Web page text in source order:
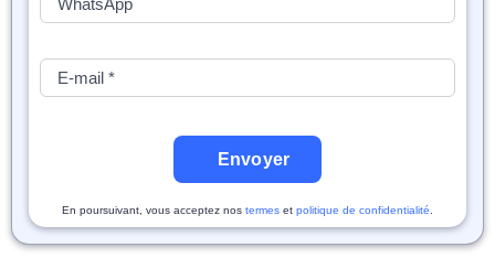
Envoyer
En poursuivant, vous acceptez nos termes et politique de confidentialité